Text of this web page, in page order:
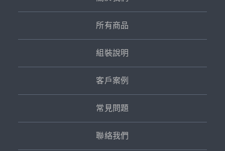
所有商品
組裝說明
客戶案例
常見問題
聯絡我們